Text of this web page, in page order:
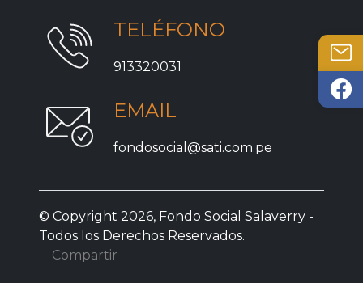
TELÉFONO
913320031
EMAIL
fondosocial@sati.com.pe
© Copyright 2026, Fondo Social Salaverry -
Todos los Derechos Reservados.
Compartir